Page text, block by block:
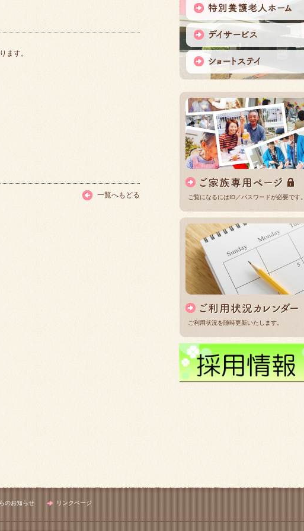
ます。
一覧へもどる ご覧になるにはID／パスワードが必要です。
ご利用状況を随時更新いたします。
のお知らせ リンクページ